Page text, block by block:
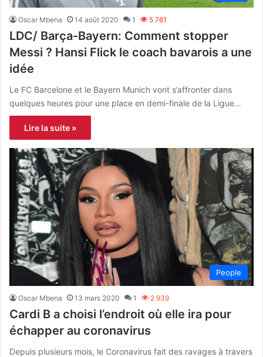
Oscar Mbena 14 août 2020 1 5 761
LDC/ Barça-Bayern: Comment stopper
Messi ? Hansi Flick le coach bavarois a une
idée
Le FC Barcelone et le Bayern Munich vont s’affronter dans
quelques heures pour une place en demi-finale de la Ligue…
Lire la suite »
People
Oscar Mbena 13 mars 2020 1 2 939
Cardi B a choisi l’endroit où elle ira pour
échapper au coronavirus
Depuis plusieurs mois, le Coronavirus fait des ravages à travers